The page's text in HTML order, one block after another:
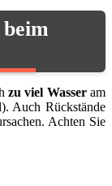
zu viel Wasseram
Auch Rückstände
Achten Sie